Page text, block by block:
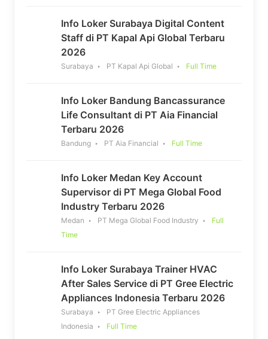
Info Loker Surabaya Digital Content
Staff di PT Kapal Api Global Terbaru
2026
Surabaya PT Kapal Api Global Full Time
Info Loker Bandung Bancassurance
Life Consultant di PT Aia Financial
Terbaru 2026
Bandung PT Aia Financial Full Time
Info Loker Medan Key Account
Supervisor di PT Mega Global Food
Industry Terbaru 2026
Medan PT Mega Global Food Industry
Full
Time
Info Loker Surabaya Trainer HVAC
After Sales Service di PT Gree Electric
Appliances Indonesia Terbaru 2026
Surabaya
PT Gree Electric Appliances
Indonesia
Full Time